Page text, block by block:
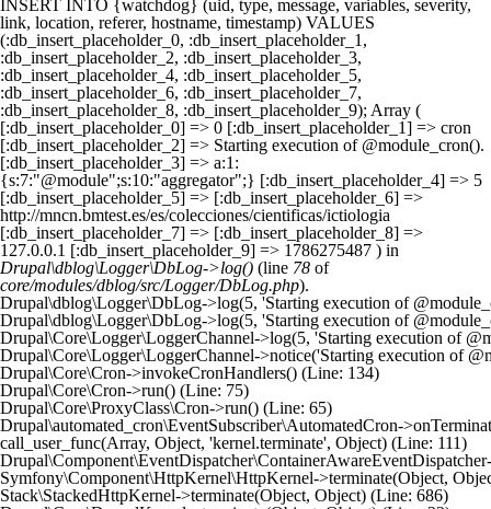
INSERT INTO {watchdog} (uid, type, message, variables, severity,
link, location, referer, hostname, timestamp) VALUES
(:db_insert_placeholder_0, :db_insert_placeholder_1,
:db_insert_placeholder_2, :db_insert_placeholder_3,
:db_insert_placeholder_4, :db_insert_placeholder_5,
:db_insert_placeholder_6, :db_insert_placeholder_7,
:db_insert_placeholder_8, :db_insert_placeholder_9); Array (
[:db_insert_placeholder_0] => 0 [:db_insert_placeholder_1] => cron
[:db_insert_placeholder_2] => Starting execution of @module_cron().
[:db_insert_placeholder_3] => a:1:
{s:7:"@module";s:10:"aggregator";} [:db_insert_placeholder_4] => 5
[:db_insert_placeholder_5] => [:db_insert_placeholder_6] =>
http://mncn.bmtest.es/es/colecciones/cientificas/ictiologia
[:db_insert_placeholder_7] => [:db_insert_placeholder_8] =>
127.0.0.1 [:db_insert_placeholder_9] => 1786275487 ) in
Drupal\dblog\Logger\DbLog->log() (line 78 of
core/modules/dblog/src/Logger/DbLog.php).
Drupal\dblog\Logger\DbLog->log(5, 'Starting execution of
Drupal\dblog\Logger\DbLog->log(5, 'Starting execution of
Drupal\Core\Logger\LoggerChannel->log(5, 'Starting execution of
Drupal\Core\Logger\LoggerChannel->notice('Starting execution of
Drupal\Core\Cron->invokeCronHandlers() (Line: 134)
Drupal\Core\Cron->run() (Line: 75)
Drupal\Core\ProxyClass\Cron->run() (Line: 65)
Drupal\automated_cron\EventSubscriber\AutomatedCron-
call_user_func(Array, Object, 'kernel.terminate', Object) (Line: 111)
Symfony\Component\HttpKernel\HttpKernel->terminate(Object,
Stack\StackedHttpKernel->terminate(Object, Object) (Line: 686)